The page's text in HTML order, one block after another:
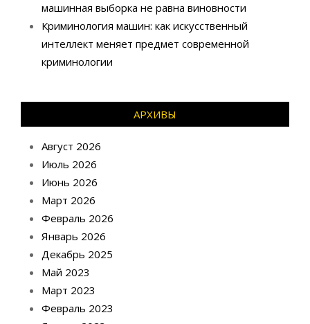
машинная выборка не равна виновности
Криминология машин: как искусственный
интеллект меняет предмет современной
криминологии
АРХИВЫ
Август 2026
Июль 2026
Июнь 2026
Март 2026
Февраль 2026
Январь 2026
Декабрь 2025
Май 2023
Март 2023
Февраль 2023